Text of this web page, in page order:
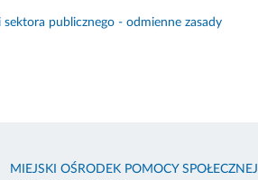
publicznego - odmienne zasady
MIEJSKI OŚRODEK POMOCY SPOŁECZNEJ